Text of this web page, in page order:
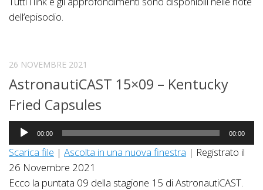
dell’episodio.
26 NOVEMBRE 2021
AstronautiCAST 15×09 – Kentucky
Fried Capsules
Audio
Player
00:00 00:00
Scarica file | Ascolta in una nuova finestra | Registrato il
26 Novembre 2021
Ecco la puntata 09 della stagione 15 di AstronautiCAST.